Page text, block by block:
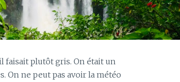
faisait plutôt gris. On était un
On ne peut pas avoir la météo